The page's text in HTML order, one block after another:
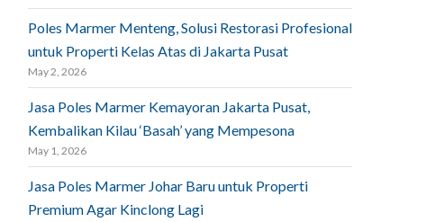
Poles Marmer Menteng, Solusi Restorasi Profesional
untuk Properti Kelas Atas di Jakarta Pusat
May 2, 2026
Jasa Poles Marmer Kemayoran Jakarta Pusat,
Kembalikan Kilau ‘Basah’ yang Mempesona
May 1, 2026
Jasa Poles Marmer Johar Baru untuk Properti
Premium Agar Kinclong Lagi